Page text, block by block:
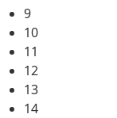
9
10
11
12
13
14